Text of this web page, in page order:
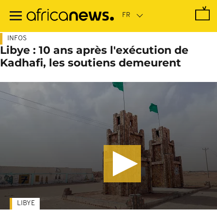
contenu
INFOS
Libye : 10 ans après l'exécution de
Kadhafi, les soutiens demeurent
LIBYE